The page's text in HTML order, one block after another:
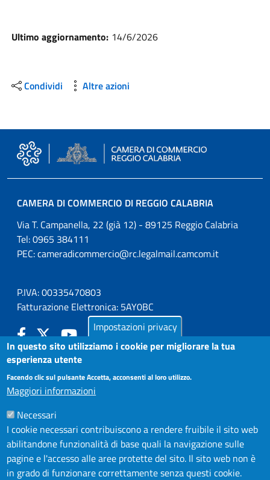
Ultimo aggiornamento: 14/6/2026
Condividi Altre azioni
CAMERA DI COMMERCIO DI REGGIO CALABRIA
Via T. Campanella, 22 (già 12) - 89125 Reggio Calabria
Tel: 0965 384111
PEC:cameradicommercio@rc.legalmail.camcom.it
P.IVA: 00335470803
Fatturazione Elettronica: 5AY0BC
LA CAMERA
PUBBLICITÀ LEGALE
AMMINISTRAZIONE TRASPARENTE
AZIENDA SPECIALE IN.FORM.A.
AZIENDA SPECIALE SSEA
MODULISTICA
SERVIZIONLINE
Impostazioni privacy
In questo sito utilizziamo i cookie per migliorare la tua
esperienza utente
Facendo clic sul pulsante Accetta, acconsenti al loro utilizzo.
Maggiori informazioni
Necessari
I cookie necessari contribuiscono a rendere fruibile il sito web
abilitandone funzionalità di base quali la navigazione sulle
pagine e l'accesso alle aree protette del sito. Il sito web non è
in grado di funzionare correttamente senza questi cookie.